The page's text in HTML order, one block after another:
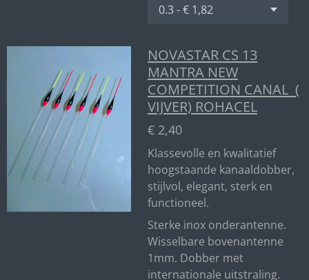
NOVASTAR CS 13
MANTRA NEW
COMPETITION CANAL (
VIJVER) ROHACEL
€ 2,40
Klassevolle en kwalitatief
hoogstaande kanaaldobber,
stijlvol, elegant, sterk en
functioneel.
Sterke inox onderantenne.
Wisselbare bovenantenne
1mm. Dobber met
internationale uitstraling.